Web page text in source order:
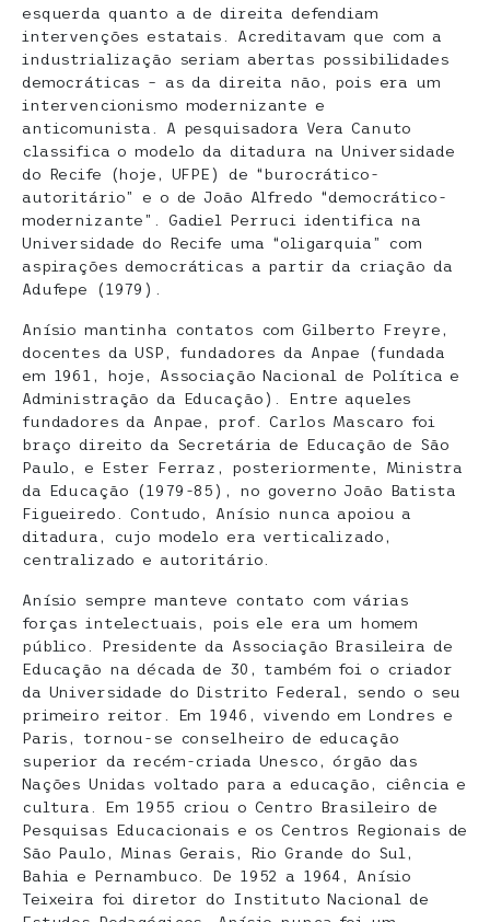
esquerda quanto a de direita defendiam
intervenções estatais. Acreditavam que com a
industrialização seriam abertas possibilidades
democráticas – as da direita não, pois era um
intervencionismo modernizante e
anticomunista. A pesquisadora Vera Canuto
classifica o modelo da ditadura na Universidade
do Recife (hoje, UFPE) de “burocrático-
autoritário” e o de João Alfredo “democrático-
modernizante”. Gadiel Perruci identifica na
Universidade do Recife uma “oligarquia” com
aspirações democráticas a partir da criação da
Adufepe (1979).
Anísio mantinha contatos com Gilberto Freyre,
docentes da USP, fundadores da Anpae (fundada
em 1961, hoje, Associação Nacional de Política e
Administração da Educação). Entre aqueles
fundadores da Anpae, prof. Carlos Mascaro foi
braço direito da Secretária de Educação de São
Paulo, e Ester Ferraz, posteriormente, Ministra
da Educação (1979-85), no governo João Batista
Figueiredo. Contudo, Anísio nunca apoiou a
ditadura, cujo modelo era verticalizado,
centralizado e autoritário.
Anísio sempre manteve contato com várias
forças intelectuais, pois ele era um homem
público. Presidente da Associação Brasileira de
Educação na década de 30, também foi o criador
da Universidade do Distrito Federal, sendo o seu
primeiro reitor. Em 1946, vivendo em Londres e
Paris, tornou-se conselheiro de educação
superior da recém-criada Unesco, órgão das
Nações Unidas voltado para a educação, ciência e
cultura. Em 1955 criou o Centro Brasileiro de
Pesquisas Educacionais e os Centros Regionais de
São Paulo, Minas Gerais, Rio Grande do Sul,
Bahia e Pernambuco.
De 1952 a 1964, Anísio
Teixeira foi diretor do Instituto Nacional de